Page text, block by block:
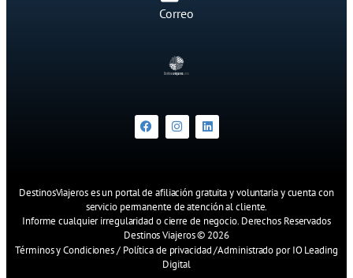
Correo
DestinosViajeros es un portal de afiliación gratuita y voluntaria y cuenta con
servicio permanente de atención al cliente.
Informe cualquier irregularidad o cierre de negocio. Derechos Reservados
Destinos Viajeros © 2026
Términos y Condiciones/ Política de privacidad/Administrado por IO Leading
Digital